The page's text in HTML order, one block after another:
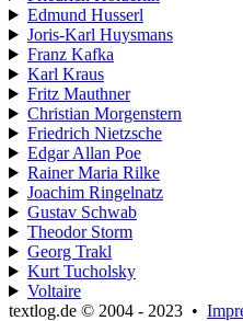
Edmund Husserl
Joris-Karl Huysmans
Franz Kafka
Karl Kraus
Fritz Mauthner
Christian Morgenstern
Friedrich Nietzsche
Edgar Allan Poe
Rainer Maria Rilke
Joachim Ringelnatz
Gustav Schwab
Theodor Storm
Georg Trakl
Kurt Tucholsky
Voltaire
textlog.de © 2004 - 2023 •